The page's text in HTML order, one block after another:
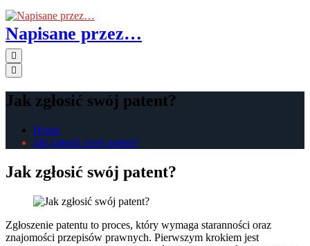
Skip
to
the
content
Napisane przez…
Primary
Menu
Jak zgłosić swój patent?
Home
Jak zgłosić swój patent?
Jak zgłosić swój patent?
Zgłoszenie patentu to proces, który wymaga staranności oraz
znajomości przepisów prawnych. Pierwszym krokiem jest